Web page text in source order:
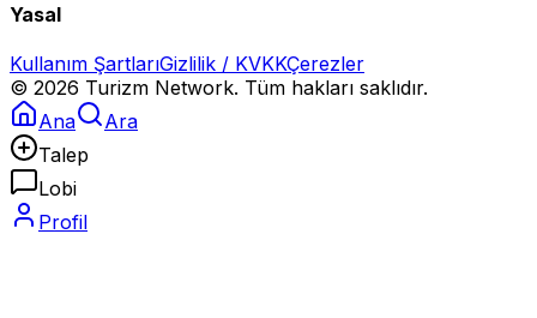
Yasal
Kullanım ŞartlarıGizlilik / KVKKÇerezler
© 2026 Turizm Network. Tüm hakları saklıdır.
Ana
Ara
Talep
Lobi
Profil